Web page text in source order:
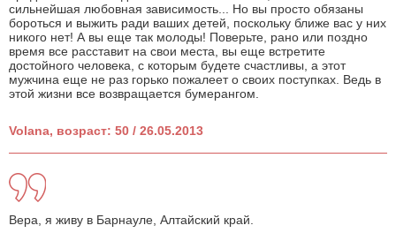
сильнейшая любовная зависимость... Но вы просто обязаны
бороться и выжить ради ваших детей, поскольку ближе вас у них
никого нет! А вы еще так молоды! Поверьте, рано или поздно
время все расставит на свои места, вы еще встретите
достойного человека, с которым будете счастливы, а этот
мужчина еще не раз горько пожалеет о своих поступках. Ведь в
этой жизни все возвращается бумерангом.
Volana, возраст: 50 / 26.05.2013
Вера, я живу в Барнауле, Алтайский край.